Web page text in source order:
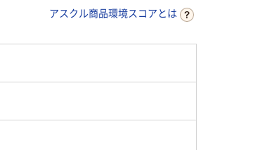
キャスター付き
アスクル商品環境スコアとは